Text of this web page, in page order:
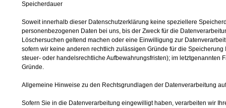
Speicherdauer
Soweit innerhalb dieser Datenschutzerklärung keine speziellere
personenbezogenen Daten bei uns, bis der Zweck für die
Löschersuchen geltend machen oder eine Einwilligung zur
sofern wir keine anderen rechtlich zulässigen Gründe für die
steuer- oder handelsrechtliche Aufbewahrungsfristen); im letztgenannten
Gründe.
Allgemeine Hinweise zu den Rechtsgrundlagen der Datenverarbeitung
Sofern Sie in die Datenverarbeitung eingewilligt haben, verarbeiten wir